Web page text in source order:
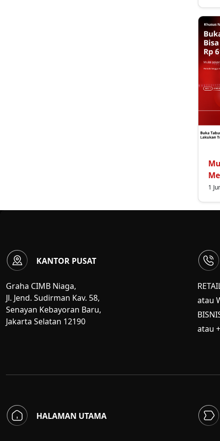
1
KANTOR PUSAT
Graha CIMB Niaga,
Jl. Jend. Sudirman Kav. 58,
Senayan Kebayoran Baru,
Jakarta Selatan 12190
atau
atau
HALAMAN UTAMA